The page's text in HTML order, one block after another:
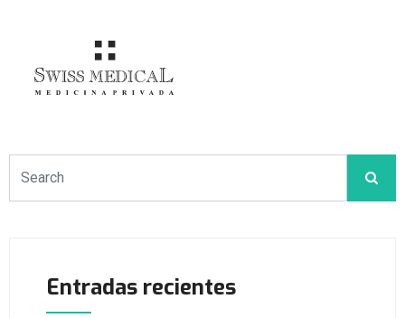
Entradas recientes